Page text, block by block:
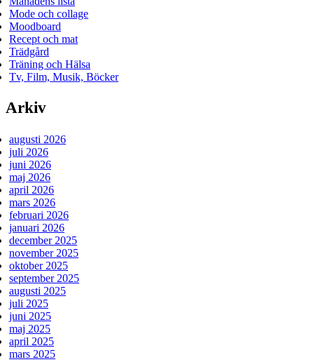
Mode och collage
Moodboard
Recept och mat
Trädgård
Träning och Hälsa
Tv, Film, Musik, Böcker
Arkiv
augusti 2026
juli 2026
juni 2026
maj 2026
april 2026
mars 2026
februari 2026
januari 2026
december 2025
november 2025
oktober 2025
september 2025
augusti 2025
juli 2025
juni 2025
maj 2025
april 2025
mars 2025